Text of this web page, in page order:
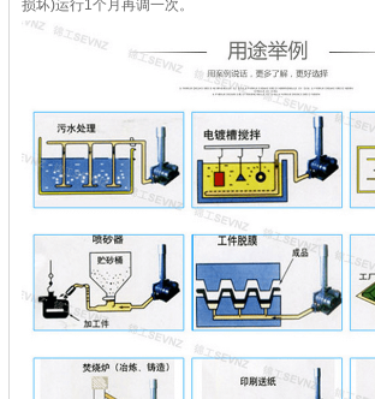
损坏)运行1个月再调一次。